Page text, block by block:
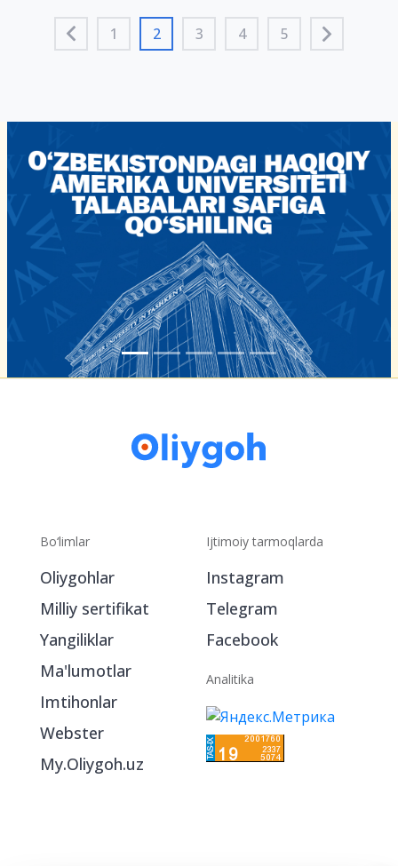
1 2 3 4 5
Bo‘limlar
Oliygohlar
Milliy sertifikat
Yangiliklar
Ma'lumotlar
Imtihonlar
Webster
My.Oliygoh.uz
Ijtimoiy tarmoqlarda
Instagram
Telegram
Facebook
Analitika